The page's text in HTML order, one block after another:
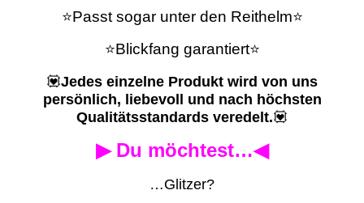
⭐Passt sogar unter den Reithelm⭐
⭐Blickfang garantiert⭐
💟Jedes einzelne Produkt wird von uns
persönlich, liebevoll und nach höchsten
Qualitätsstandards veredelt.💟
▶ Du möchtest…◀
…Glitzer?